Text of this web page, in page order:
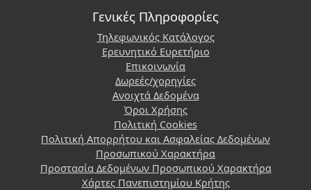
Γενικές Πληροφορίες
Τηλεφωνικός Κατάλογος
Ερευνητικό Ευρετήριο
Επικοινωνία
Δωρεές/χορηγίες
Ανοιχτά Δεδομένα
Όροι Χρήσης
Πολιτική Cookies
Πολιτική Απορρήτου και Ασφαλείας Δεδομένων
Προσωπικού Χαρακτήρα
Προστασία Δεδομένων Προσωπικού Χαρακτήρα
Χάρτες Πανεπιστημίου Κρήτης